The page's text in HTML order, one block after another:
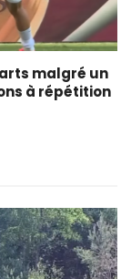
malgré un
à répétition